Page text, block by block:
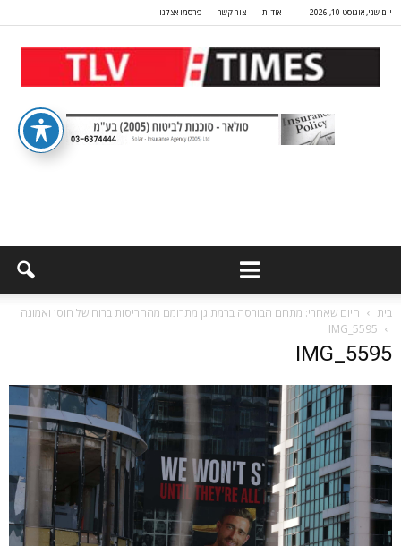
יום שני, אוגוסט 10, 2026 אודות צור קשר פרסמו אצלנו
בית
היום שאחרי: מתחם הבורסה ברמת גן מתרומם מההריסות ברוח של חוסן ואמונה
IMG_5595
IMG_5595